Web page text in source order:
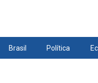
Brasil Política